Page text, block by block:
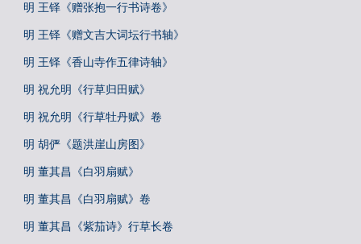
明 王铎《赠张抱一行书诗卷》
明 王铎《赠文吉大词坛行书轴》
明 王铎《香山寺作五律诗轴》
明 祝允明《行草归田赋》
明 祝允明《行草牡丹赋》卷
明 胡俨《题洪崖山房图》
明 董其昌《白羽扇赋》
明 董其昌《白羽扇赋》卷
明 董其昌《紫茄诗》行草长卷